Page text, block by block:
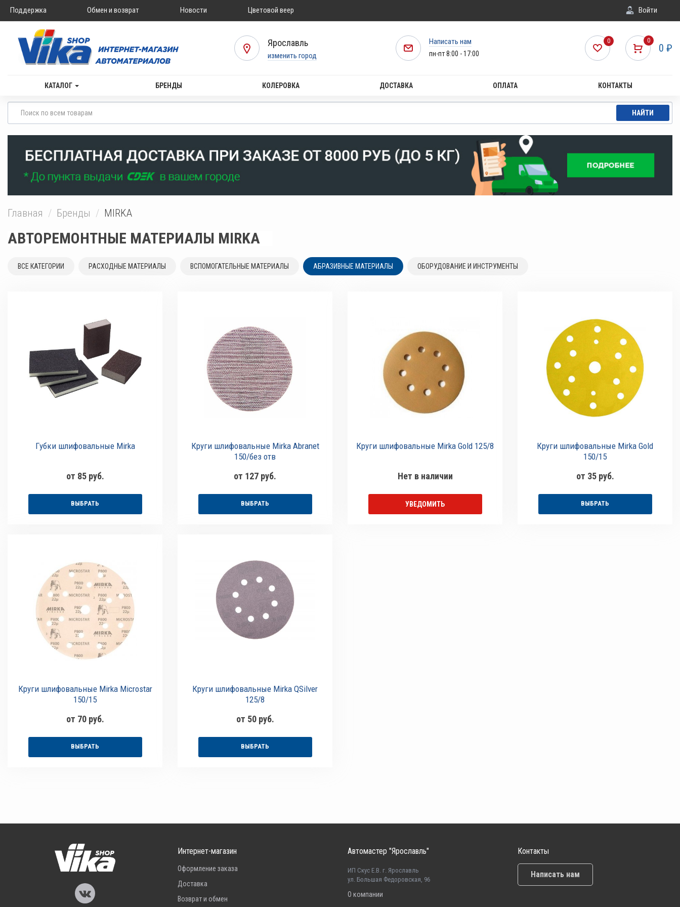
Поддержка Обмен и возврат Новости Цветовой веер Войти
Ярославль
изменить город
Написать нам
пн-пт 8:00 - 17:00
0
0 ₽
0
КАТАЛОГ БРЕНДЫ КОЛЕРОВКА ДОСТАВКА ОПЛАТА КОНТАКТЫ
НАЙТИ
Главная Бренды MIRKA
АВТОРЕМОНТНЫЕ МАТЕРИАЛЫ MIRKA
ВСЕ КАТЕГОРИИ РАСХОДНЫЕ МАТЕРИАЛЫ ВСПОМОГАТЕЛЬНЫЕ МАТЕРИАЛЫ АБРАЗИВНЫЕ МАТЕРИАЛЫ ОБОРУДОВАНИЕ И ИНСТРУМЕНТЫ
Губки шлифовальные Mirka
от 85 руб.
ВЫБРАТЬ
Круги шлифовальные Mirka Abranet
150/без отв
от 127 руб.
ВЫБРАТЬ
Круги шлифовальные Mirka Gold 125/8
Нет в наличии
УВЕДОМИТЬ
Круги шлифовальные Mirka Gold
150/15
от 35 руб.
ВЫБРАТЬ
Круги шлифовальные Mirka Microstar
150/15
от 70 руб.
ВЫБРАТЬ
Круги шлифовальные Mirka QSilver
125/8
от 50 руб.
ВЫБРАТЬ
Интернет-магазин
Оформление заказа
Доставка
Возврат и обмен
Автомастер "Ярославль"
ИП Скус Е.В. г. Ярославль
ул. Большая Федоровская, 96
О компании
Контакты
Написать нам